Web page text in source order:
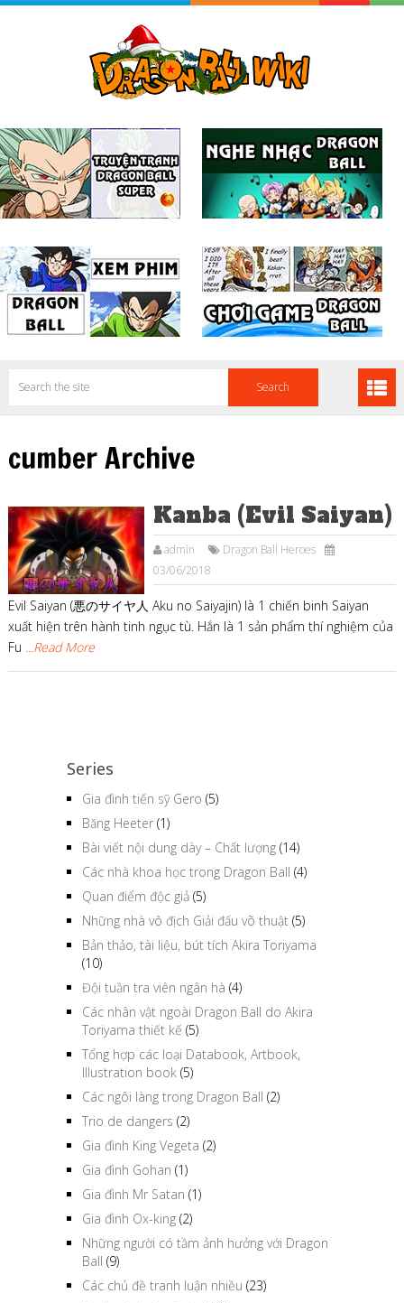
cumber Archive
Kanba (Evil Saiyan)
admin
Dragon Ball Heroes
03/06/2018
Evil Saiyan (悪のサイヤ人 Aku no Saiyajin) là 1 chiến binh Saiyan
xuất hiện trên hành tinh ngục tù. Hắn là 1 sản phẩm thí nghiệm của
Fu ...Read More
Series
Gia đình tiến sỹ Gero (5)
Băng Heeter (1)
Bài viết nội dung dày – Chất lượng (14)
Các nhà khoa học trong Dragon Ball (4)
Quan điểm độc giả (5)
Những nhà vô địch Giải đấu võ thuật (5)
Bản thảo, tài liệu, bút tích Akira Toriyama
(10)
Đội tuần tra viên ngân hà (4)
Các nhân vật ngoài Dragon Ball do Akira
Toriyama thiết kế (5)
Tổng hợp các loại Databook, Artbook,
Illustration book (5)
Các ngôi làng trong Dragon Ball (2)
Trio de dangers (2)
Gia đình King Vegeta (2)
Gia đình Gohan (1)
Gia đình Mr Satan (1)
Gia đình Ox-king (2)
Những người có tầm ảnh hưởng với Dragon
Ball (9)
Các chủ đề tranh luận nhiều (23)